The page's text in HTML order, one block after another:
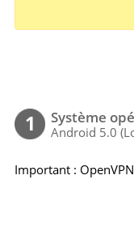
1 Système
Android 5.0
Important :